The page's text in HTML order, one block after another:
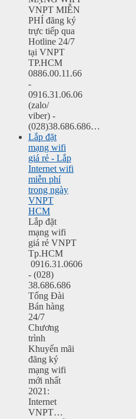
VNPT MIỄN
PHÍ đăng ký
trực tiếp qua
Hotline 24/7
tại VNPT
TP.HCM
0886.00.11.66
-
0916.31.06.06
(zalo/
viber) -
(028)38.686.686…
Lắp đặt
mạng wifi
giá rẻ - Lắp
Internet wifi
miễn phí
trong ngày
VNPT
HCM
Lắp đặt
mạng wifi
giá rẻ VNPT
Tp.HCM
0916.31.0606
- (028)
38.686.686
Tổng Đài
Bán hàng
24/7
Chương
trình
Khuyến mãi
đăng ký
mạng wifi
mới nhất
2021:
Internet
VNPT…